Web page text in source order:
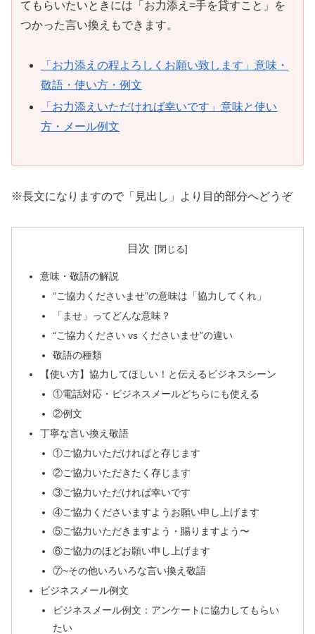
てもらいたいときには「お力添え=手を貸すこと」を
つかった言い換えもできます。
「お力添えの程よろしくお願い致します」意味・
敬語・使い方・例文
「お力添えいただければ幸いです」意味と使い
方・メール例文
※長文になりますので「見出し」より目的部分へどうぞ
目次
意味・敬語の解説
“ご協力くださいませ”の意味は「協力してくれ」
「ませ」ってどんな意味？
“ご協力ください vs くださいませ”の違い
敬語の種類
【使い方】協力してほしい！と伝えるビジネスシーン
①電話対応・ビジネスメールどちらにも使える
②例文
丁寧な言い換え敬語
①ご協力いただければと存じます
②ご協力いただきたく存じます
③ご協力いただければ幸いです
④ご協力くださいますようお願い申し上げます
⑤ご協力いただきますよう・賜りますよう〜
⑥ご協力のほどお願い申し上げます
⑦~その他いろいろな言い換え敬語
ビジネスメール例文
ビジネスメール例文：アンケートに協力してもらい
たい